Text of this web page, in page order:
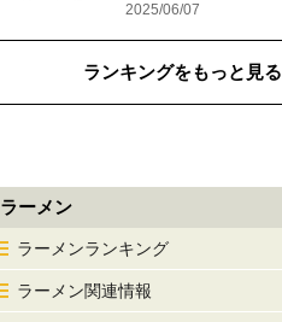
2025/06/07
ランキングをもっと見る
ラーメン
ラーメンランキング
ラーメン関連情報